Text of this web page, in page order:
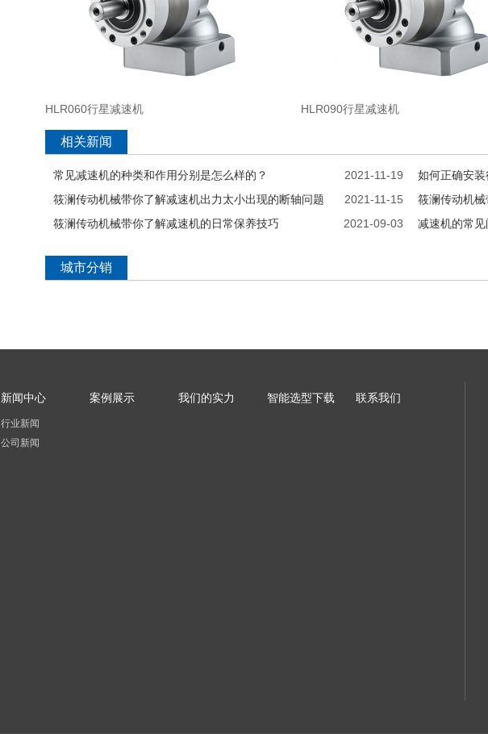
HLR060行星减速机 HLR090行星减速机
相关新闻
常见减速机的种类和作用分别是怎么样的？ 2021-11-19
如何正确安
筱澜传动机械带你了解减速机出力太小出现的断轴问题
2021-11-15
筱澜传动机
筱澜传动机械带你了解减速机的日常保养技巧
2021-09-03 减速机的常
城市分销
新闻中心
行业新闻
公司新闻
案例展示 我们的实力 智能选型下载 联系我们